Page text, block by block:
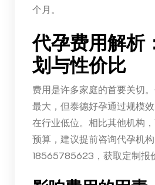
个月。
代孕费用解析
划与性价比
费用是许多家庭的首要关切
最大，但泰德好孕通过规模
在行业低位。相比其他机构
预算，建议提前咨询代孕机
18565785623，获取定制报